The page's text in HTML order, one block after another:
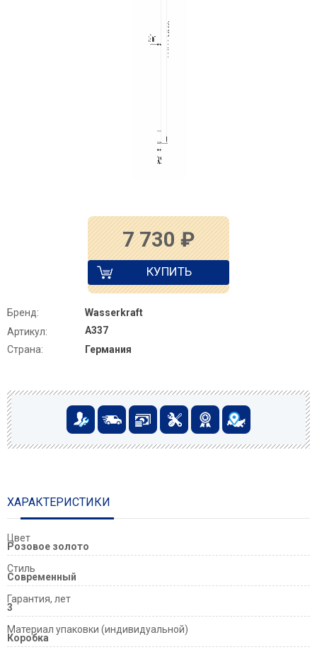
7 730 ₽
КУПИТЬ
Бренд:
Wasserkraft
Артикул:
A337
Страна:
Германия
ХАРАКТЕРИСТИКИ
Цвет
Розовое золото
Стиль
Современный
Гарантия, лет
3
Материал упаковки (индивидуальной)
Коробка